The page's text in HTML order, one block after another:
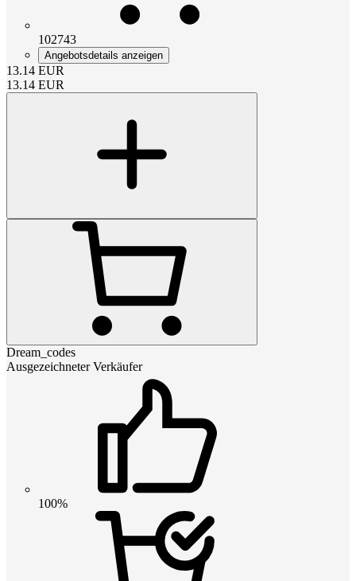
102743
Angebotsdetails anzeigen
13.14 EUR
13.14 EUR
Dream_codes
Ausgezeichneter Verkäufer
100%